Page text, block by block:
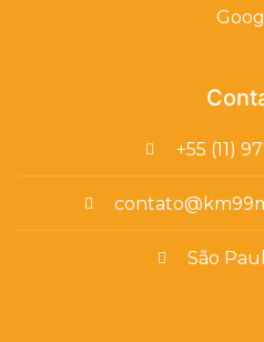
+55 (11)
São